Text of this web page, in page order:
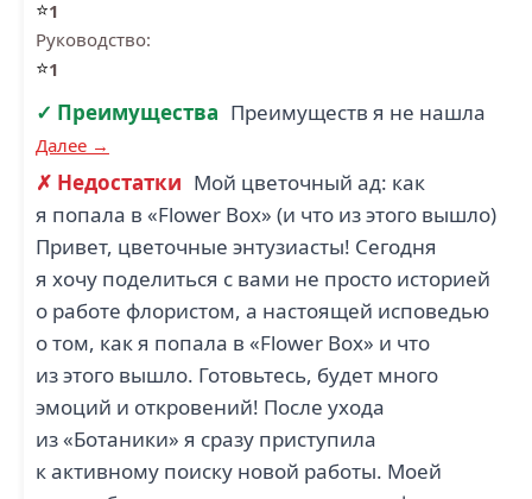
⭐1
Руководство:
⭐1
✓ Преимущества Преимуществ я не нашла
Далее →
✗ Недостатки Мой цветочный ад: как
я попала в «Flower Box» (и что из этого вышло)
Привет, цветочные энтузиасты! Сегодня
я хочу поделиться с вами не просто историей
о работе флористом, а настоящей исповедью
о том, как я попала в «Flower Box» и что
из этого вышло. Готовьтесь, будет много
эмоций и откровений! После ухода
из «Ботаники» я сразу приступила
к активному поиску новой работы. Моей